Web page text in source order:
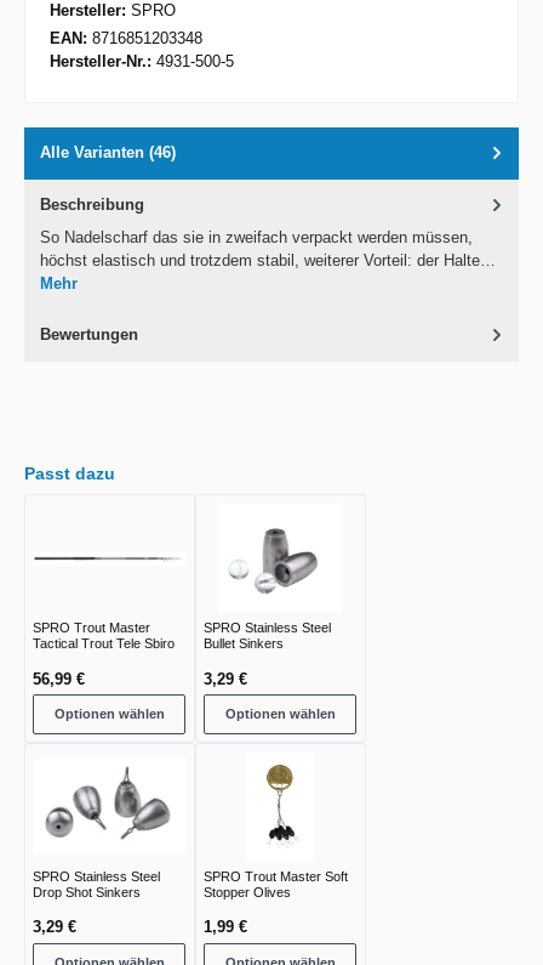
Hersteller: SPRO
EAN: 8716851203348
Hersteller-Nr.: 4931-500-5
Alle Varianten (46)
Beschreibung
So Nadelscharf das sie in zweifach verpackt werden müssen,
höchst elastisch und trotzdem stabil, weiterer Vorteil: der Halte…
Mehr
Bewertungen
Passt dazu
SPRO Trout Master
Tactical Trout Tele Sbiro
56,99 €
Optionen wählen
SPRO Stainless Steel
Bullet Sinkers
3,29 €
Optionen wählen
SPRO Stainless Steel
Drop Shot Sinkers
3,29 €
SPRO Trout Master Soft
Stopper Olives
1,99 €